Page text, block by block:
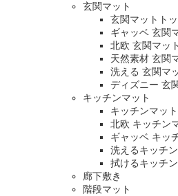
玄関マット
玄関マットト
ギャッベ 玄関
北欧 玄関マット
天然素材 玄関
洗える 玄関マ
ディズニー 玄
キッチンマット
キッチンマッ
北欧 キッチン
ギャッベ キッ
洗えるキッチ
拭けるキッチ
廊下敷き
階段マット